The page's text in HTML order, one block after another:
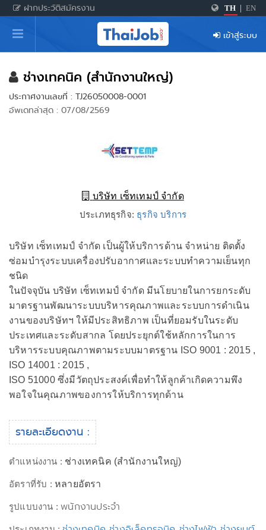
ฝากประวัติสมัครงาน TH EN
หน้าหลัก
ผู้สมัครงาน: เข้าสู่ระบบ
ฝากประวัติสมัครงาน
เกร็ดความรู้
สำหรับผู้ประกอบการ
เข้าสู่ระบบ
ช่างเทคนิค (สำนักงานใหญ่)
ประกาศงานเลขที่ : TJ26050008-0001
อัพเดทล่าสุด : 07/08/2569
บริษัท เซ็ทเทมป์ จำกัด
ประเภทธุรกิจ: ธุรกิจ บริการ
บริษัท เซ็ทเทมป์ จำกัด เป็นผู้ให้บริการด้าน จำหน่าย ติดตั้ง
ซ่อมบำรุงระบบเครื่องปรับอากาศและระบบทำความเย็นทุก
ชนิด
ในปัจจุบัน บริษัท เซ็ทเทมป์ จำกัด มีนโยบายในการยกระดับ
มาตรฐานพัฒนาระบบบริหารคุณภาพและระบบการดำเนิน
งานของบริษัทฯ ให้มีประสิทธิภาพ เป็นที่ยอมรับในระดับ
ประเทศและระดับสากล โดยประยุกต์ใช้หลักการในการ
บริหารระบบคุณภาพตามระบบมาตรฐาน ISO 9001 : 2015 ,
ISO 14001 : 2015 ,
ISO 51000 ซึ่งมีวัตถุประสงค์เพื่อทำให้ลูกค้าเกิดความพึง
พอใจในคุณภาพของการให้บริการทุกด้าน
รายละเอียดงาน :
ตำแหน่งงาน : ช่างเทคนิค (สำนักงานใหญ่)
อัตราที่รับ : หลายอัตรา
รูปแบบงาน :พนักงานประจำ